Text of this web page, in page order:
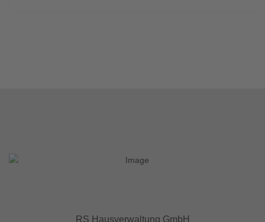
RS Hausverwaltung GmbH